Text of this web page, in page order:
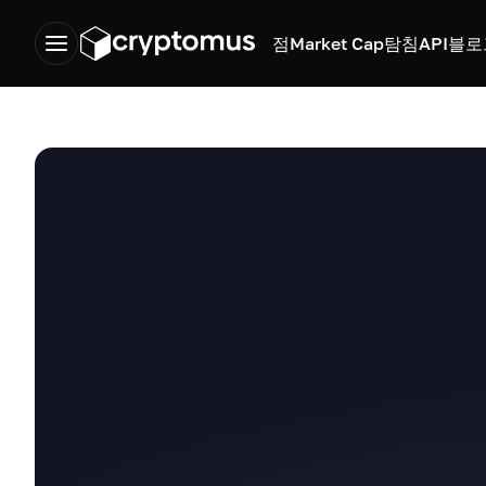
점Market Cap탐침API블